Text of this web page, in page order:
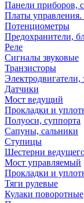
Панели приборов,
Платы
Потенциометры
Предохранители,
Реле
Сигналы звуковые
Транзисторы
Электродвигатели,
Датчики
Мост ведущий
Прокладки и
Полуоси, суппорта
Сапуны, сальники
Ступицы
Шестерни
Мост управляемый
Прокладки и
Тяги рулевые
Кулаки поворотные